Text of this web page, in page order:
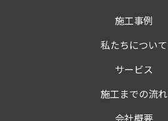
施工事例
私たちについて
サービス
施工までの流れ
会社概要